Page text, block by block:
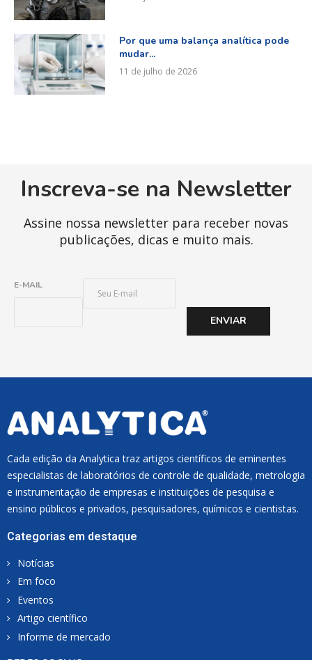
Por que uma balança analítica pode
mudar...
11 de julho de 2026
Inscreva-se na Newsletter
Assine nossa newsletter para receber novas
publicações, dicas e muito mais.
E-MAIL
ENVIAR
Cada edição da Analytica traz artigos científicos de eminentes
especialistas de laboratórios de controle de qualidade, metrologia
e instrumentação de empresas e instituições de pesquisa e
ensino públicos e privados, pesquisadores, químicos e cientistas.
Categorias em destaque
Notícias
Em foco
Eventos
Artigo científico
Informe de mercado